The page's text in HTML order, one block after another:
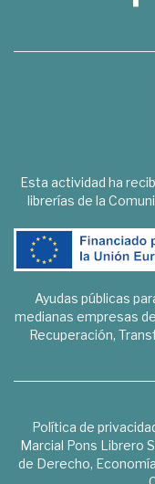
Esta actividad ha
librerías de la
Ayudas públicas
medianas empresas
Recuperación,
Política de
Marcial Pons Librero
de Derecho,